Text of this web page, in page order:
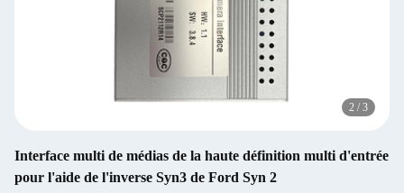
2 / 3
Interface multi de médias de la haute définition multi d'entrée
pour l'aide de l'inverse Syn3 de Ford Syn 2